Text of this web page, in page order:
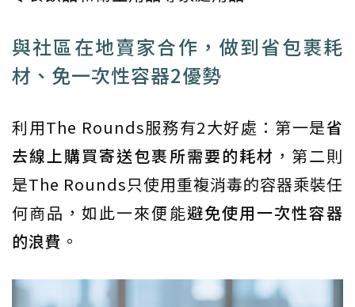
與社區在地賣家合作，做到省包裹耗
材、免一次性容器2優勢
利用The Rounds服務有2大好處：第一是省
去線上購買寄送包裹所需要的耗材 ，第二則
是The Rounds只使用重複消毒的容器乘裝任
何商品，如此一來便能避免使用一次性容器
的浪費 。